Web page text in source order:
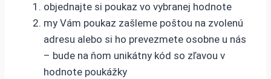
objednajte si poukaz vo vybranej hodnote
my Vám poukaz zašleme poštou na zvolenú
adresu alebo si ho prevezmete osobne u nás
– bude na ňom unikátny kód so zľavou v
hodnote poukážky